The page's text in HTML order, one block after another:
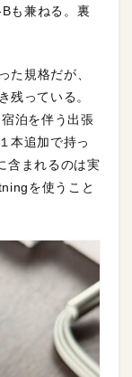
も兼ねる。裏
た規格だが、
残っている。
泊を伴う出張
本追加で持っ
含まれるのは実
を使うこと